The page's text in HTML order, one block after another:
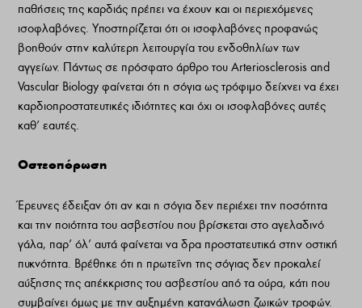
παθήσεις της καρδιάς πρέπει να έχουν και οι περιεχόμενες
ισοφλαβόνες. Υποστηρίζεται ότι οι ισοφλαβόνες προφανώς
βοηθούν στην καλύτερη λειτουργία του ενδοθηλίων των
αγγείων. Πάντως σε πρόσφατο άρθρο του Arteriosclerosis and
Vascular Biology φαίνεται ότι η σόγια ως τρόφιμο δείχνει να έχει
καρδιοπροστατευτικές ιδιότητες και όχι οι ισοφλαβόνες αυτές
καθ’ εαυτές.
Οστεοπόρωση
Έρευνες έδειξαν ότι αν και η σόγια δεν περιέχει την ποσότητα
και την ποιότητα του ασβεστίου που βρίσκεται στο αγελαδινό
γάλα, παρ’ όλ’ αυτά φαίνεται να δρα προστατευτικά στην οστική
πυκνότητα. Βρέθηκε ότι η πρωτεΐνη της σόγιας δεν προκαλεί
αύξησης της απέκκρισης του ασβεστίου από τα ούρα, κάτι που
συμβαίνει όμως με την αυξημένη κατανάλωση ζωικών τροφών.